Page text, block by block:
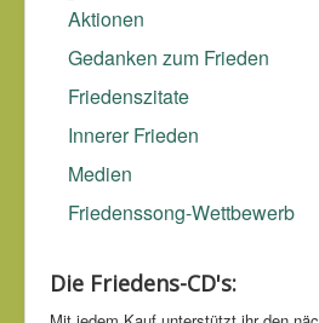
Aktionen
Gedanken zum Frieden
Friedenszitate
Innerer Frieden
Medien
Friedenssong-Wettbewerb
Die Friedens-CD's: